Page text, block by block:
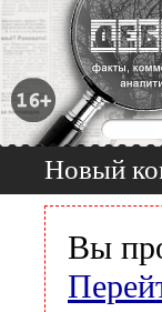
Новый
Вы